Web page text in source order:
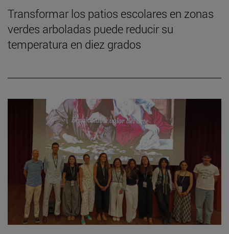
Transformar los patios escolares en zonas
verdes arboladas puede reducir su
temperatura en diez grados